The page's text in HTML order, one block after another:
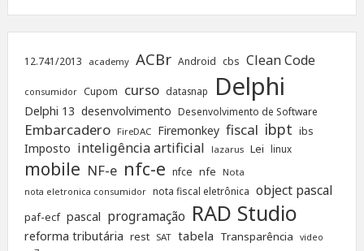
12.741/2013 academy ACBr Android cbs Clean Code
consumidor Cupom curso datasnap Delphi
Delphi 13 desenvolvimento Desenvolvimento de Software
Embarcadero FireDAC Firemonkey fiscal ibpt ibs
Imposto inteligência artificial lazarus Lei linux
mobile NF-e nfc-e nfce nfe Nota
nota eletronica consumidor nota fiscal eletrônica object pascal
paf-ecf pascal programação RAD Studio
reforma tributária rest SAT tabela Transparência video